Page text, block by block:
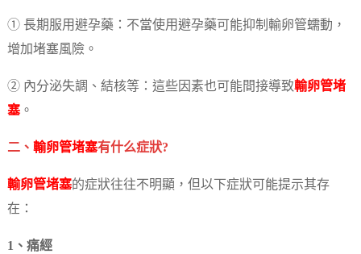
① 長期服用避孕藥：不當使用避孕藥可能抑制輸卵管蠕動，
增加堵塞風險。
② 內分泌失調、結核等：這些因素也可能間接導致輸卵管堵
塞。
二、 輸卵管堵塞有什么症狀?
輸卵管堵塞的症狀往往不明顯，但以下症狀可能提示其存
在：
1、痛經